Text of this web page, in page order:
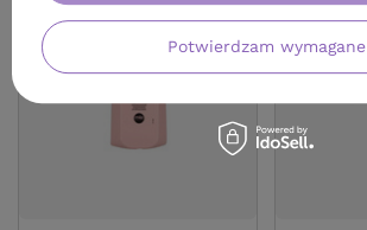
Potwierdzam wymagane